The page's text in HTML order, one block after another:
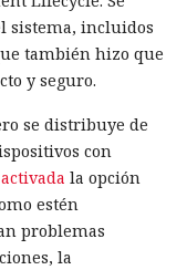
sistema, incluidos
también hizo que
y seguro.
se distribuye de
con
activada la opción
estén
problemas
la